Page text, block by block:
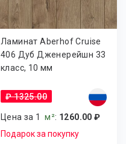
Ламинат Aberhof Cruise
406 Дуб Дженерейшн 33
класс, 10 мм
₽ 1325.00
Цена за 1м²: 1260.00 ₽
Подарок за покупку